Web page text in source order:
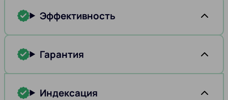
Эффективность
Гарантия
Индексация